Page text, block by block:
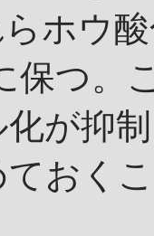
らホウ
保つ。
化が抑
おく